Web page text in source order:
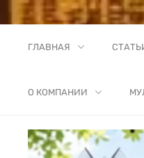
ГЛАВНАЯ
О КОМПАНИИ